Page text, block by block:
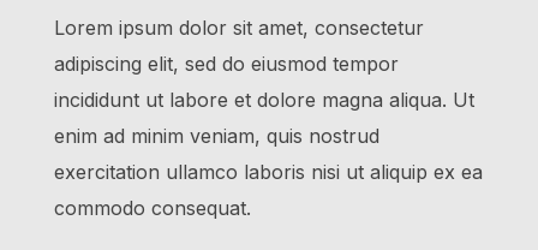
Lorem ipsum dolor sit amet, consectetur
adipiscing elit, sed do eiusmod tempor
incididunt ut labore et dolore magna aliqua. Ut
enim ad minim veniam, quis nostrud
exercitation ullamco laboris nisi ut aliquip ex ea
commodo consequat.